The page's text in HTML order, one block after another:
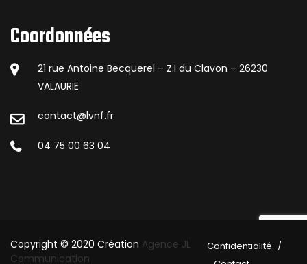
Coordonnées
21 rue Antoine Becquerel – Z.I du Clavon – 26230
VALAURIE
contact@lvnf.fr
04 75 00 63 04
Copyright © 2020 Création Agence JL
Communication
Confidentialité